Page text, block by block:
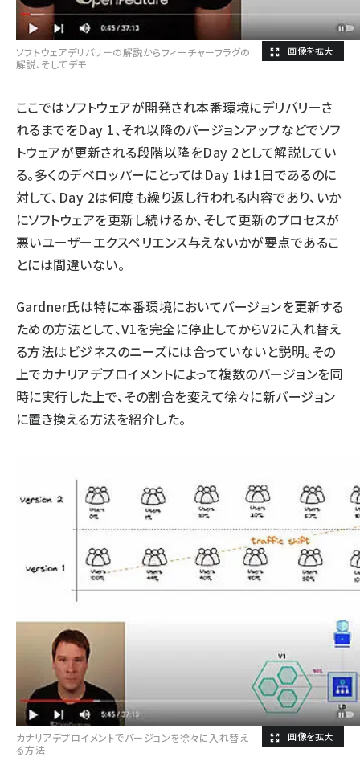
ソフトウェアデリバリーの解説からフィーチャーフラグの
解説、そしてデモ
ここではソフトウェアが開発され本番環境にデリバリーさ
れるまでをDay 1、それ以降のバージョンアップなどでソフ
トウェアが更新される段階以降をDay 2として解説してい
る。多くのデベロッパーにとってはDay 1は1日であるのに
対して、Day 2は何度も繰り返し行われる内容であり、いか
にソフトウェアを更新し続けるか、そして更新のプロセスが
悪いユーザーエクスペリエンス与えないかが要点であるこ
とには間違いない。
Gardner氏は特に本番環境においてバージョンを更新する
ための方法として、V1を完全に停止してからV2に入れ替え
る方法はビジネスのニーズには合っていないと説明。その
上でカナリアデプロイメントによって複数のバージョンを同
時に実行した上で、その割合を変えて徐々に新バージョン
に置き換える方法を紹介した。
カナリアデプロイメントでバージョンを徐々に入れ替え
る方法